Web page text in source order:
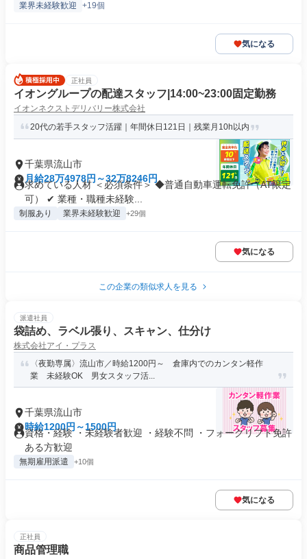
業界未経験歓迎 +19個
気になる
正社員
イオングループの配達スタッフ|14:00~23:00固定勤務
イオンネクストデリバリー株式会社
20代の若手スタッフ活躍｜年間休日121日｜残業月10h以内
千葉県流山市
月給28万4978円～32万8246円
求めている人材 ＜必須条件＞ ◆普通自動車運転免許（AT限定
可） ✔ 業種・職種未経験...
制服あり 業界未経験歓迎 +29個
気になる
この企業の類似求人を見る
派遣社員
袋詰め、ラベル張り、スキャン、仕分け
株式会社アイ・プラス
〈夜勤専属〉流山市／時給1200円～ 倉庫内でのカンタン軽作
業 未経験OK 男女スタッフ活...
千葉県流山市
時給1200円～1500円
資格・経験 ・未経験者歓迎 ・経験不問 ・フォークリフト免許
ある方歓迎
無期雇用派遣 +10個
気になる
正社員
商品管理職